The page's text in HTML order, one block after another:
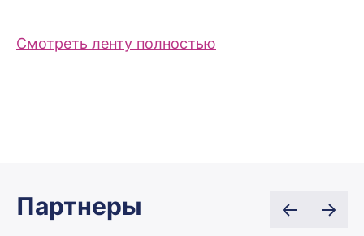
Смотреть ленту полностью
Партнеры